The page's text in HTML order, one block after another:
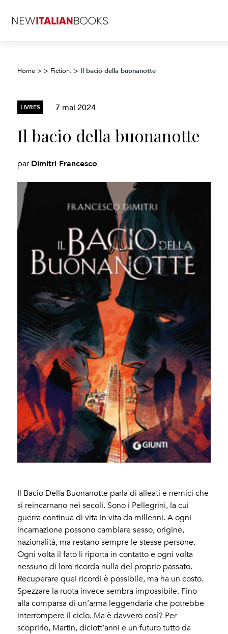
Home > > Fiction. > Il bacio della buonanotte
LIVRES 7 mai 2024
Il bacio della buonanotte
par Dimitri Francesco
Il Bacio Della Buonanotte parla di alleati e nemici che
si reincarnano nei secoli. Sono i Pellegrini, la cui
guerra continua di vita in vita da millenni. A ogni
incarnazione possono cambiare sesso, origine,
nazionalità, ma restano sempre le stesse persone.
Ogni volta il fato li riporta in contatto e ogni volta
nessuno di loro ricorda nulla del proprio passato.
Recuperare quei ricordi è possibile, ma ha un costo.
Spezzare la ruota invece sembra impossibile. Fino
alla comparsa di un’arma leggendaria che potrebbe
interrompere il ciclo. Ma è davvero così? Per
scoprirlo, Martin, diciott’anni e un futuro tutto da